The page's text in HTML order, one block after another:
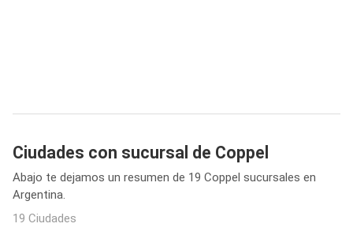
Ciudades con sucursal de Coppel
Abajo te dejamos un resumen de 19 Coppel sucursales en
Argentina.
19 Ciudades